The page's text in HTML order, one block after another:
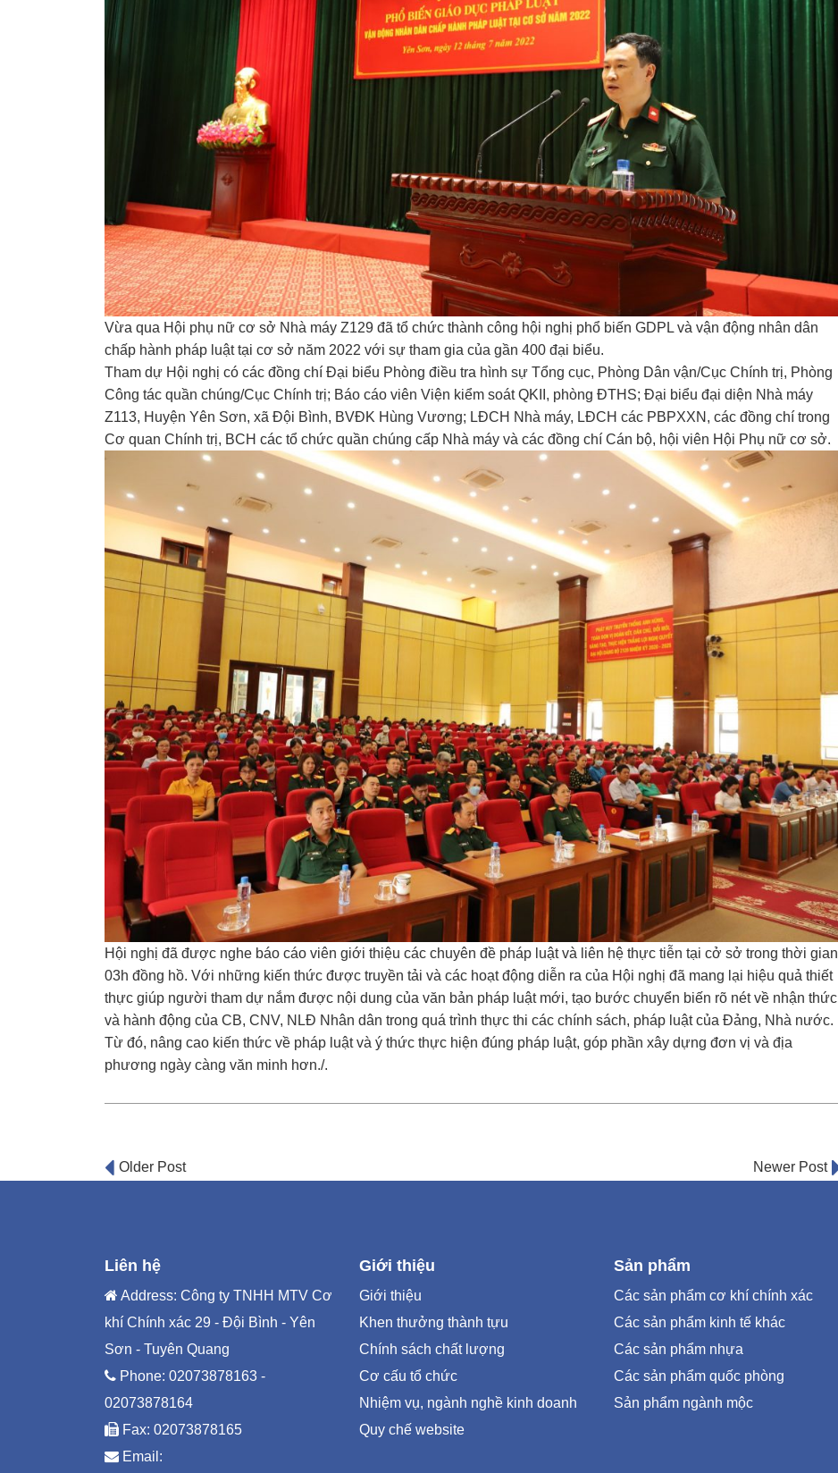
Vừa qua Hội phụ nữ cơ sở Nhà máy Z129 đã tổ chức thành công hội nghị phổ biến GDPL và vận động nhân dân
chấp hành pháp luật tại cơ sở năm 2022 với sự tham gia của gần 400 đại biểu.
Tham dự Hội nghị có các đồng chí Đại biểu Phòng điều tra hình sự Tổng cục, Phòng Dân vận/Cục Chính trị, Phòng
Công tác quần chúng/Cục Chính trị; Báo cáo viên Viện kiểm soát QKII, phòng ĐTHS; Đại biểu đại diện Nhà máy
Z113, Huyện Yên Sơn, xã Đội Bình, BVĐK Hùng Vương; LĐCH Nhà máy, LĐCH các PBPXXN, các đồng chí trong
Cơ quan Chính trị, BCH các tổ chức quần chúng cấp Nhà máy và các đồng chí Cán bộ, hội viên Hội Phụ nữ cơ sở.
Hội nghị đã được nghe báo cáo viên giới thiệu các chuyên đề pháp luật và liên hệ thực tiễn tại cở sở trong thời gian
03h đồng hồ. Với những kiến thức được truyền tải và các hoạt động diễn ra của Hội nghị đã mang lại hiệu quả thiết
thực giúp người tham dự nắm được nội dung của văn bản pháp luật mới, tạo bước chuyển biến rõ nét về nhận thức
và hành động của CB, CNV, NLĐ Nhân dân trong quá trình thực thi các chính sách, pháp luật của Đảng, Nhà nước.
Từ đó, nâng cao kiến thức về pháp luật và ý thức thực hiện đúng pháp luật, góp phần xây dựng đơn vị và địa
phương ngày càng văn minh hơn./.
Post
Older Post Newer Post
Liên hệ
Address: Công ty TNHH MTV Cơ
khí Chính xác 29 - Đội Bình - Yên
Sơn - Tuyên Quang
Phone: 02073878163 -
02073878164
Fax: 02073878165
Email:
Giới thiệu
Giới thiệu
Khen thưởng thành tựu
Chính sách chất lượng
Cơ cấu tổ chức
Nhiệm vụ, ngành nghề kinh doanh
Quy chế website
Sản phẩm
Các sản phẩm cơ khí chính xác
Các sản phẩm kinh tế khác
Các sản phẩm nhựa
Các sản phẩm quốc phòng
Sản phẩm ngành mộc